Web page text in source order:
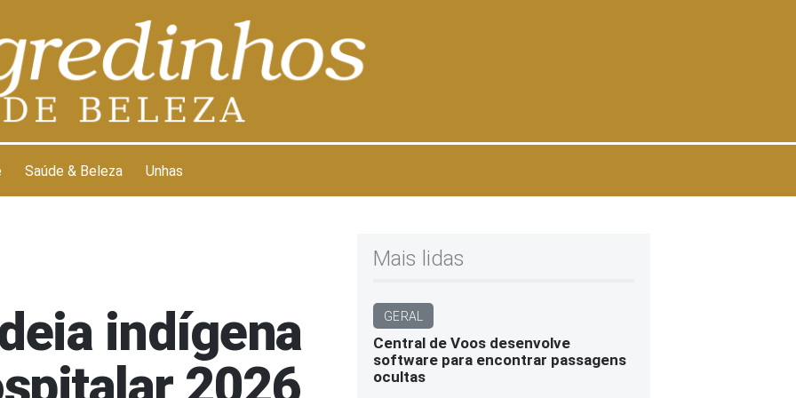
Saúde & Beleza Unhas
indígena
Mais lidas
GERAL
Central de Voos desenvolve
software para encontrar passagens
ocultas